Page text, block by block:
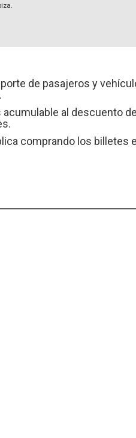
de pasajeros y
al descuento
comprando los billetes